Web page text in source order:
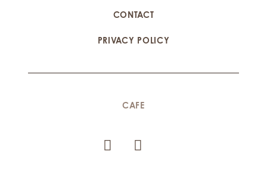
CONTACT
PRIVACY POLICY
CAFE